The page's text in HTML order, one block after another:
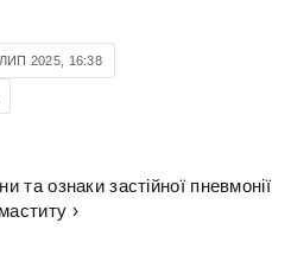
2025, 16:38
та ознаки застійної пневмонії
›